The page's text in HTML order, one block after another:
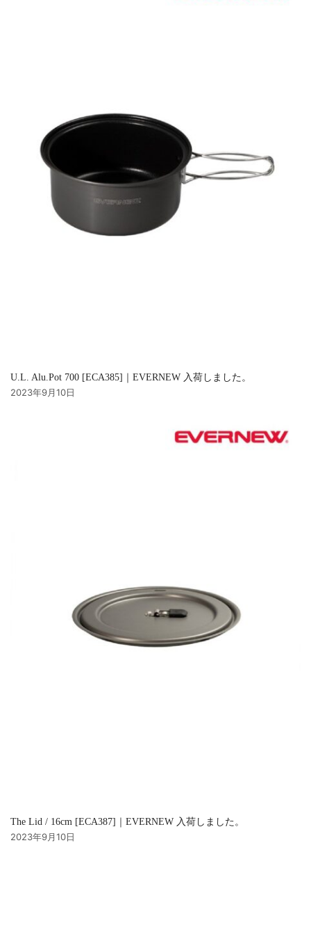
U.L. Alu.Pot 700 [ECA385]｜EVERNEW 入荷しました。
2023年9月10日
The Lid / 16cm [ECA387]｜EVERNEW 入荷しました。
2023年9月10日